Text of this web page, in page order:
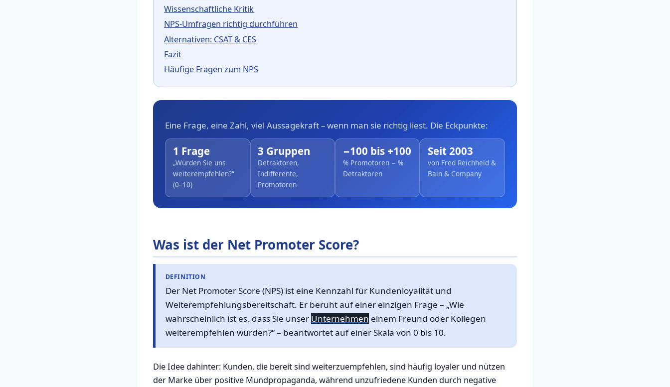
Wissenschaftliche Kritik
NPS-Umfragen richtig durchführen
Alternativen: CSAT & CES
Fazit
Häufige Fragen zum NPS
Eine Frage, eine Zahl, viel Aussagekraft – wenn man sie richtig liest. Die Eckpunkte:
1 Frage
„Würden Sie uns
weiterempfehlen?“
(0–10)
3 Gruppen
Detraktoren,
Indifferente,
Promotoren
−100 bis +100
% Promotoren − %
Detraktoren
Seit 2003
von Fred Reichheld &
Bain & Company
Was ist der Net Promoter Score?
DEFINITION
Der Net Promoter Score (NPS) ist eine Kennzahl für Kundenloyalität und
Weiterempfehlungsbereitschaft. Er beruht auf einer einzigen Frage – „Wie
wahrscheinlich ist es, dass Sie unser Unternehmen einem Freund oder Kollegen
weiterempfehlen würden?“ – beantwortet auf einer Skala von 0 bis 10.
Die Idee dahinter: Kunden, die bereit sind weiterzuempfehlen, sind häufig loyaler und nützen
der Marke über positive Mundpropaganda, während unzufriedene Kunden durch negative